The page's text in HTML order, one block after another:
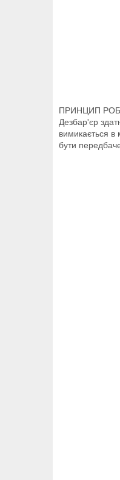
ПРИНЦИП
Дезбар'єр
вимикається в
бути